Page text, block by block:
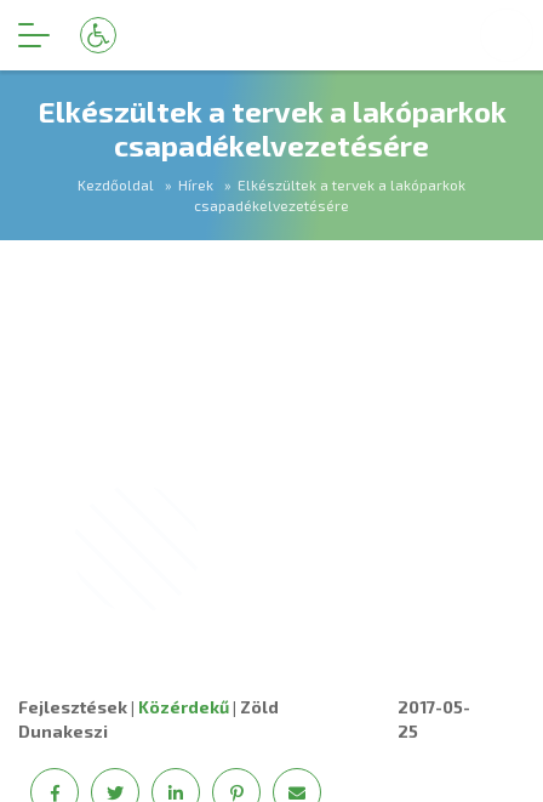
Elkészültek a tervek a lakóparkok
csapadékelvezetésére
Kezdőoldal Hírek
Elkészültek a tervek a lakóparkok
csapadékelvezetésére
Fejlesztések| Közérdekű| Zöld
Dunakeszi
2017-05-
25